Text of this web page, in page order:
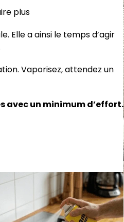
plus
Elle a ainsi le temps d’agir
Vaporisez, attendez un
avec un minimum d’effort.